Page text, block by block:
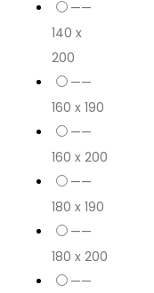
——
140 x
200
——
160 x 190
——
160 x 200
——
180 x 190
——
180 x 200
——